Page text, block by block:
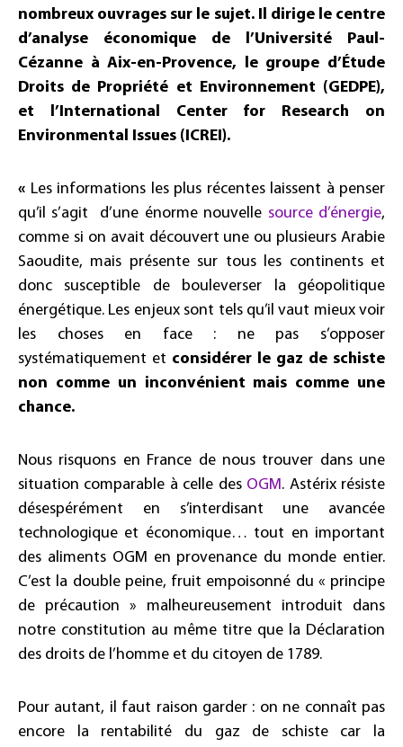
nombreux ouvrages sur le sujet. Il dirige le centre
d’analyse économique de l’Université Paul-
Cézanne à Aix-en-Provence, le groupe d’Étude
Droits de Propriété et Environnement (GEDPE),
et l’International Center for Research on
Environmental Issues (ICREI).
« Les informations les plus récentes laissent à penser
qu’il s’agit d’une énorme nouvelle source d’énergie,
comme si on avait découvert une ou plusieurs Arabie
Saoudite, mais présente sur tous les continents et
donc susceptible de bouleverser la géopolitique
énergétique. Les enjeux sont tels qu’il vaut mieux voir
les choses en face : ne pas s’opposer
systématiquement et considérer le gaz de schiste
non comme un inconvénient mais comme une
chance.
Nous risquons en France de nous trouver dans une
situation comparable à celle des OGM. Astérix résiste
désespérément en s’interdisant une avancée
technologique et économique… tout en important
des aliments OGM en provenance du monde entier.
C’est la double peine, fruit empoisonné du « principe
de précaution » malheureusement introduit dans
notre constitution au même titre que la Déclaration
des droits de l’homme et du citoyen de 1789.
Pour autant, il faut raison garder : on ne connaît pas
encore la rentabilité du gaz de schiste car la